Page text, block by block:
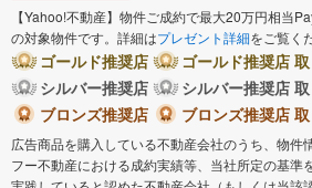
【Yahoo!不動産】物件ご成約で最大20万円相当
の対象物件です。詳細はプレゼント詳細をご覧く
ゴールド推奨店
ゴールド推奨店
シルバー推奨店
シルバー推奨店
ブロンズ推奨店
ブロンズ推奨店
広告商品を購入している不動産会社のうち、物件
フー不動産における成約実績等、当社所定の基準